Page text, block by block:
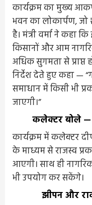
कार्यक्रम का मुख्य
भवन का लोकार्पण,
है। मंत्री वर्मा ने कहा
किसानों और आम
अधिक सुगमता से प्राप्त
निर्देश देते हुए कहा —
समाधान में किसी भी
जाएगी।”
कलेक्टर बोले —
कार्यक्रम में कलेक्टर
के माध्यम से राजस्व
आएगी। साथ ही
भी उपयोग कर सकेंगे।
झीपन और